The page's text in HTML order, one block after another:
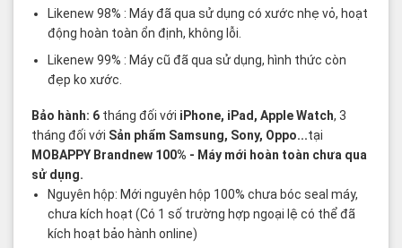
Likenew 98% : Máy đã qua sử dụng có xước nhẹ vỏ, hoạt
động hoàn toàn ổn định, không lỗi.
Likenew 99% : Máy cũ đã qua sử dụng, hình thức còn
đẹp ko xước.
Bảo hành: 6 tháng đối với iPhone, iPad, Apple Watch, 3
tháng đối với Sản phẩm Samsung, Sony, Oppo...tại
MOBAPPY Brandnew 100% - Máy mới hoàn toàn chưa qua
sử dụng.
Nguyên hộp: Mới nguyên hộp 100% chưa bóc seal máy,
chưa kích hoạt (Có 1 số trường hợp ngoại lệ có thể đã
kích hoạt bảo hành online)